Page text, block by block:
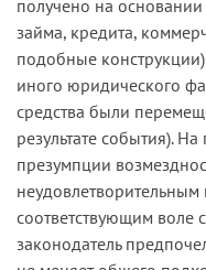
получено на
займа, кредита,
подобные
иного юридического
средства были
результате события).
презумпции
соответствующим воле
законодатель